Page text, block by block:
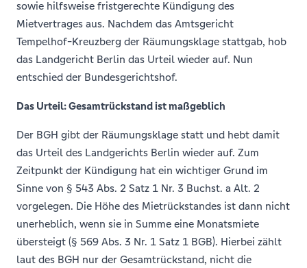
sowie hilfsweise fristgerechte Kündigung des
Mietvertrages aus. Nachdem das Amtsgericht
Tempelhof-Kreuzberg der Räumungsklage stattgab, hob
das Landgericht Berlin das Urteil wieder auf. Nun
entschied der Bundesgerichtshof.
Das Urteil: Gesamtrückstand ist maßgeblich
Der BGH gibt der Räumungsklage statt und hebt damit
das Urteil des Landgerichts Berlin wieder auf. Zum
Zeitpunkt der Kündigung hat ein wichtiger Grund im
Sinne von § 543 Abs. 2 Satz 1 Nr. 3 Buchst. a Alt. 2
vorgelegen. Die Höhe des Mietrückstandes ist dann nicht
unerheblich, wenn sie in Summe eine Monatsmiete
übersteigt (§ 569 Abs. 3 Nr. 1 Satz 1 BGB). Hierbei zählt
laut des BGH nur der Gesamtrückstand, nicht die